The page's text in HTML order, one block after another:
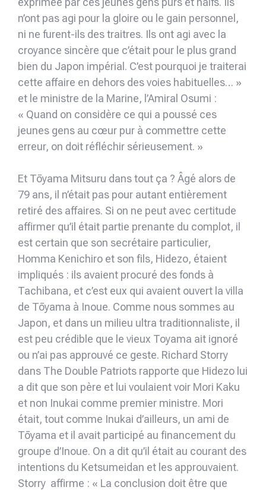
n’ont pas agi pour la gloire ou le gain personnel,
ni ne furent-ils des traitres. Ils ont agi avec la
croyance sincère que c’était pour le plus grand
bien du Japon impérial. C’est pourquoi je traiterai
cette affaire en dehors des voies habituelles… »
et le ministre de la Marine, l’Amiral Osumi :
« Quand on considère ce qui a poussé ces
jeunes gens au cœur pur à commettre cette
erreur, on doit réfléchir sérieusement. »
Et Tōyama Mitsuru dans tout ça ? Âgé alors de
79 ans, il n’était pas pour autant entièrement
retiré des affaires. Si on ne peut avec certitude
affirmer qu’il était partie prenante du complot, il
est certain que son secrétaire particulier,
Homma Kenichiro et son fils, Hidezo, étaient
impliqués : ils avaient procuré des fonds à
Tachibana, et c’est eux qui avaient ouvert la villa
de Tōyama à Inoue. Comme nous sommes au
Japon, et dans un milieu ultra traditionnaliste, il
est peu crédible que le vieux Toyama ait ignoré
ou n’ai pas approuvé ce geste. Richard Storry
dans The Double Patriots rapporte que Hidezo lui
a dit que son père et lui voulaient voir Mori Kaku
et non Inukai comme premier ministre. Mori
était, tout comme Inukai d’ailleurs, un ami de
Tōyama et il avait participé au financement du
groupe d’Inoue. On a dit qu’il était au courant des
intentions du Ketsumeidan et les approuvaient.
Storry affirme : « La conclusion doit être que